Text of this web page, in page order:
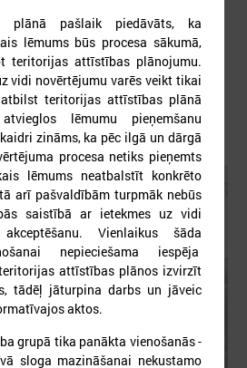
aicina pilnveidot
vadlīnijas
pilnveidot civilās aizsardzības
pašlaik piedāvāts, ka
lēmums būs procesa sākumā,
teritorijas attīstības plānojumu.
vidi novērtējumu varēs veikt tikai
teritorijas attīstības plānā
lēmumu pieņemšanu
zināms, ka pēc ilgā un dārgā
procesa netiks pieņemts
lēmums neatbalstīt konkrēto
arī pašvaldībām turpmāk nebūs
saistībā ar ietekmes uz vidi
Vienlaikus šāda
nepieciešama iespēja
attīstības plānos izvirzīt
tādēļ jāturpina darbs un jāveic
aktos.
grupā tika panākta vienošanās -
sloga mazināšanai nekustamo